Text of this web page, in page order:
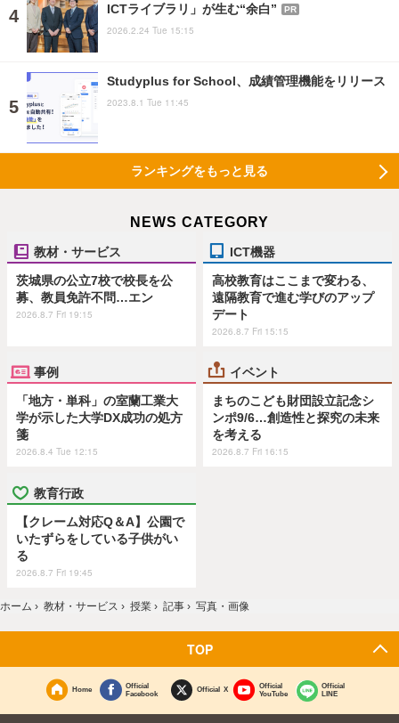
ICTライブラリ」が生む“余白”
PR
2026.2.24 Tue 15:15
Studyplus for School、成績管理機能をリリース
2023.8.1 Tue 11:45
ランキングをもっと見る
NEWS CATEGORY
教材・サービス
茨城県の公立7校で校長を公
募、教員免許不問…エン
2026.8.7 Fri 19:15
ICT機器
高校教育はここまで変わる、
遠隔教育で進む学びのアップ
デート
2026.8.7 Fri 15:15
事例
「地方・単科」の室蘭工業大
学が示した大学DX成功の処方
箋
2026.8.4 Tue 12:15
イベント
まちのこども財団設立記念シ
ンポ9/6…創造性と探究の未来
を考える
2026.8.7 Fri 16:15
教育行政
【クレーム対応Q＆A】公園で
いたずらをしている子供がい
る
2026.8.7 Fri 19:45
ホーム › 教材・サービス › 授業 › 記事 › 写真・画像
TOP
Home
Official
Facebook
Official X
Official
YouTube
Official
LINE